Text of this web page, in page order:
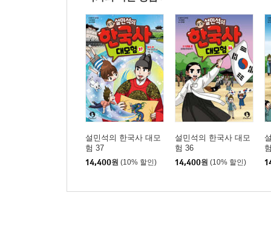
설민석의 한국사 대모
험 37
14,400원 (10% 할인)
설민석의 한국사 대모
험 36
14,400원 (10% 할인)